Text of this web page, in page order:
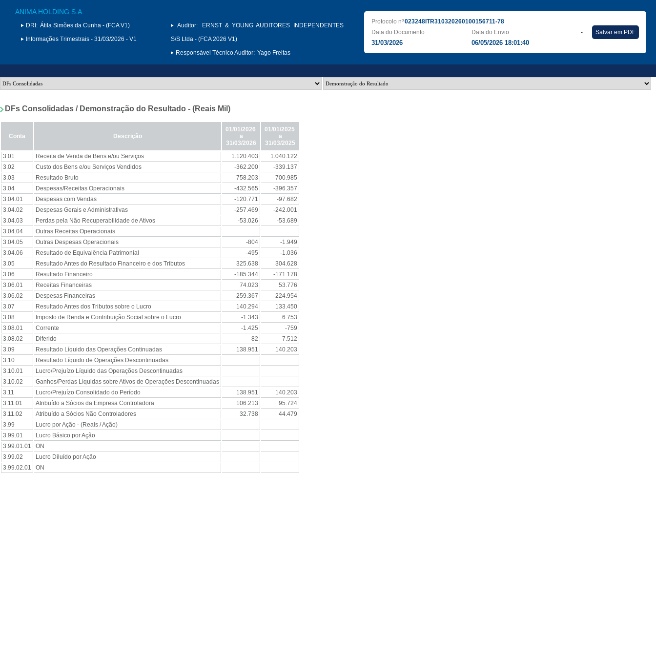
ANIMA HOLDING S.A.
DRI: Átila Simões da Cunha - (FCA V1)
Informações Trimestrais - 31/03/2026 - V1
Auditor:
ERNST & YOUNG AUDITORES INDEPENDENTES
S/S Ltda - (FCA 2026 V1)
Responsável Técnico Auditor: Yago Freitas
Protocolo nº023248ITR310320260100156711-78
Data do Documento
31/03/2026
Data do Envio
06/05/2026 18:01:40
- Salvar em PDF